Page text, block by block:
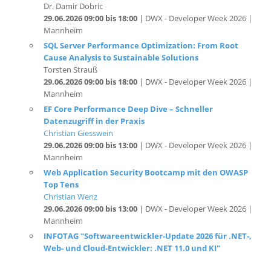
Mannheim
SQL Server Performance Optimization: From Root
Cause Analysis to Sustainable Solutions
Torsten Strauß
29.06.2026 09:00 bis 18:00| DWX - Developer Week 2026 |
Mannheim
EF Core Performance Deep Dive – Schneller
Datenzugriff in der Praxis
Christian Giesswein
29.06.2026 09:00 bis 13:00| DWX - Developer Week 2026 |
Mannheim
Web Application Security Bootcamp mit den OWASP
Top Tens
Christian Wenz
29.06.2026 09:00 bis 13:00
Mannheim
INFOTAG "Softwareentwickler-Update 2026 für .NET-,
Web- und Cloud-Entwickler: .NET 11.0 und KI"
Dr. Holger Schwichtenberg(MVP),Rainer Stropek(MVP, RD),
André Krämer(MVP),Thomas Claudius Huber (MVP)